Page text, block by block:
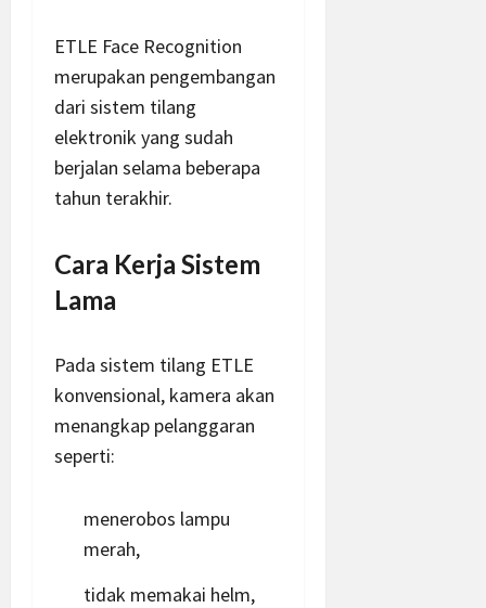
ETLE Face Recognition
merupakan pengembangan
dari sistem tilang
elektronik yang sudah
berjalan selama beberapa
tahun terakhir.
Cara Kerja Sistem
Lama
Pada sistem tilang ETLE
konvensional, kamera akan
menangkap pelanggaran
seperti:
menerobos lampu
merah,
tidak memakai helm,